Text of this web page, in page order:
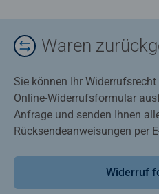
Waren
Sie können Ihr
Online-Widerrufsformular
Anfrage und senden Ihnen
Rücksendeanweisungen per
Widerruf